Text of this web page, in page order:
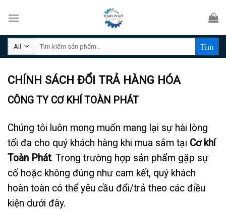
Tìm
CHÍNH SÁCH ĐỔI TRẢ HÀNG HÓA
CÔNG TY CƠ KHÍ TOÀN PHÁT
Chúng tôi luôn mong muốn mang lại sự hài lòng
tối đa cho quý khách hàng khi mua sắm tại Cơ khí
Toàn Phát. Trong trường hợp sản phẩm gặp sự
cố hoặc không đúng như cam kết, quý khách
hoàn toàn có thể yêu cầu đổi/trả theo các điều
kiện dưới đây.